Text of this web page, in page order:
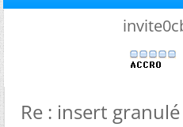
Re : insert